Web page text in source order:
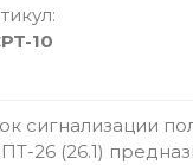
10
сигнализации
26 (26.1)